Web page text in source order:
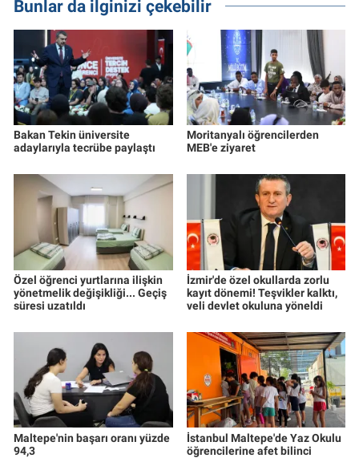
Bunlar da ilginizi çekebilir
Bakan Tekin üniversite
adaylarıyla tecrübe paylaştı
Moritanyalı öğrencilerden
MEB'e ziyaret
Özel öğrenci yurtlarına ilişkin
yönetmelik değişikliği... Geçiş
süresi uzatıldı
İzmir'de özel okullarda zorlu
kayıt dönemi! Teşvikler kalktı,
veli devlet okuluna yöneldi
Maltepe'nin başarı oranı yüzde
94,3
İstanbul Maltepe'de Yaz Okulu
öğrencilerine afet bilinci